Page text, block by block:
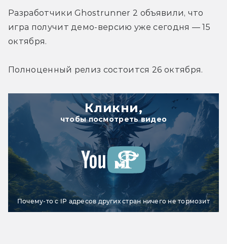
Разработчики Ghostrunner 2 объявили, что
игра получит демо-версию уже сегодня — 15
октября.
Полноценный релиз состоится 26 октября.
Кликни,
чтобы посмотреть видео
Почему-то с IP адресов других стран ничего не тормозит